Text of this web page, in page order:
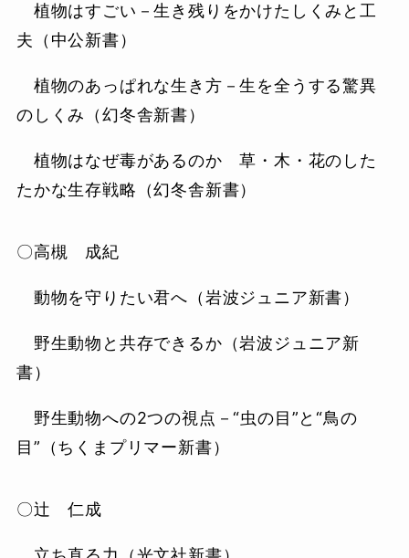
植物はすごい－生き残りをかけたしくみと工
夫（中公新書）
植物のあっぱれな生き方－生を全うする驚異
のしくみ（幻冬舎新書）
植物はなぜ毒があるのか 草・木・花のした
たかな生存戦略（幻冬舎新書）
〇高槻 成紀
動物を守りたい君へ（岩波ジュニア新書）
野生動物と共存できるか（岩波ジュニア新
書）
野生動物への2つの視点－“虫の目”と“鳥の
目”（ちくまプリマー新書）
〇辻 仁成